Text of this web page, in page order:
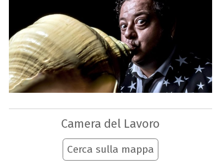
Camera del Lavoro
Cerca sulla mappa